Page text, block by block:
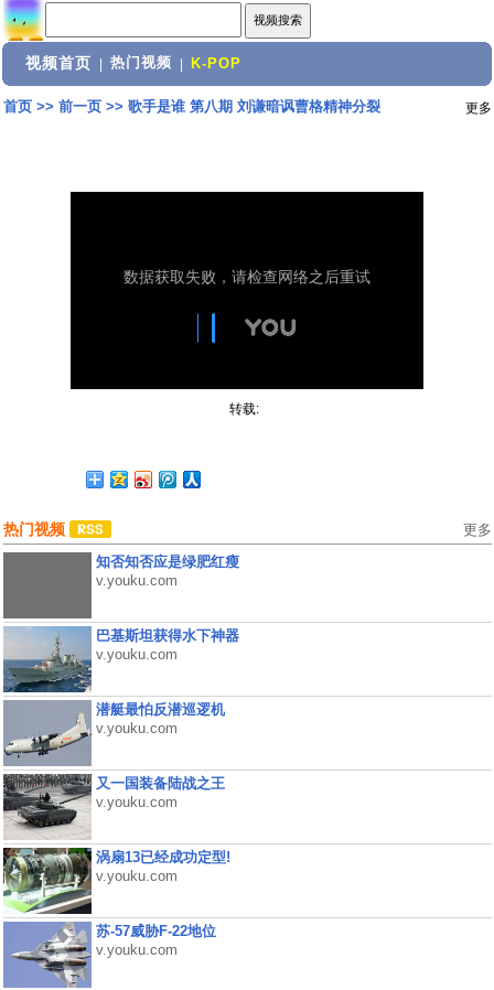
视频首页 热门视频 K-POP
首页>> 前一页>> 歌手是谁 第八期 刘谦暗讽曹格精神分裂 更多
转载:
热门视频 更多
知否知否应是绿肥红瘦
v.youku.com
巴基斯坦获得水下神器
v.youku.com
潜艇最怕反潜巡逻机
v.youku.com
又一国装备陆战之王
v.youku.com
涡扇13已经成功定型!
v.youku.com
苏-57威胁F-22地位
v.youku.com